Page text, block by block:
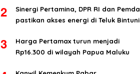
2
Sinergi Pertamina, DPR RI dan Pemda
pastikan akses energi di Teluk Bintuni
3
Harga Pertamax turun menjadi
Rp16.300 di wilayah Papua Maluku